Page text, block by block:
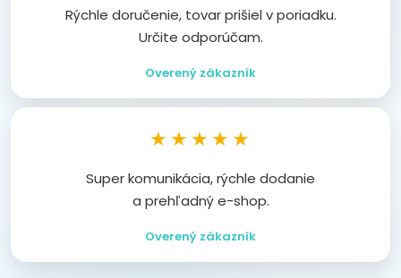
Rýchle doručenie, tovar prišiel v poriadku.
Určite odporúčam.
Overený zákazník
★★★★★
Super komunikácia, rýchle dodanie
a prehľadný e-shop.
Overený zákazník